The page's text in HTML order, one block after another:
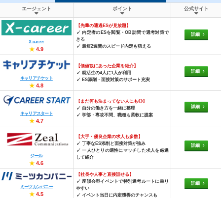
エージェント ポイント 公式サイト
X-career
★ 4.9
【先輩の通過ESが見放題】
✓ 内定者のESを閲覧・OB訪問で選考対策で
きる
✓ 最短2週間のスピード内定も狙える
詳細
キャリアチケット
★ 4.8
【価値観にあった企業を紹介】
✓ 就活生の4人に1人が利用
✓ ES添削・面接対策のサポート充実
詳細
キャリアスタート
★ 4.7
【まだ何も決まってない人にも◎】
✓ 自分の働き方を一緒に整理
✓ 学部・専攻不問、職種も柔軟に提案
詳細
ジール
★ 4.6
【大手・優良企業の求人も多数】
✓ 丁寧なES添削と面接対策が強み
✓ 一人ひとりの適性にマッチした求人を厳選
して紹介
詳細
ミーツカンパニー
★ 4.5
【社長や人事と直接話せる】
✓ 座談会型イベントで特別選考ルートに乗り
やすい
✓ イベント当日に内定獲得のチャンスも
詳細